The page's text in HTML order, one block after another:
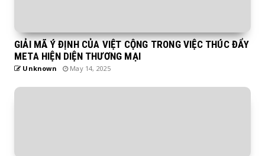
GIẢI MÃ Ý ĐỊNH CỦA VIỆT CỘNG TRONG VIỆC THÚC ĐẨY
META HIỆN DIỆN THƯƠNG MẠI
Unknown May 14, 2025